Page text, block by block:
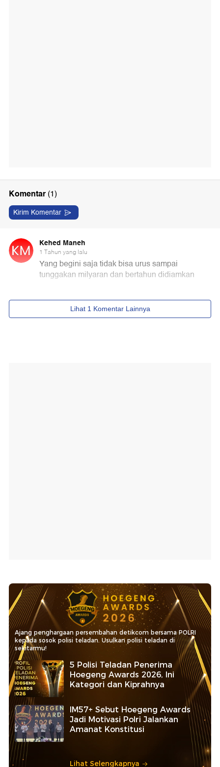
Ajang penghargaan persembahan detikcom bersama POLRI
kepada sosok polisi teladan. Usulkan polisi teladan di
sekitarmu!
5 Polisi Teladan Penerima
Hoegeng Awards 2026, Ini
Kategori dan Kiprahnya
IM57+ Sebut Hoegeng Awards
Jadi Motivasi Polri Jalankan
Amanat Konstitusi
Lihat Selengkapnya